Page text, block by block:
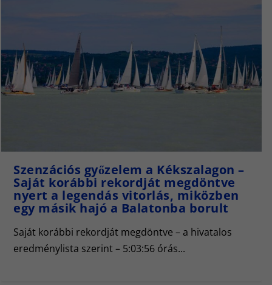
Szenzációs győzelem a Kékszalagon –
Saját korábbi rekordját megdöntve
nyert a legendás vitorlás, miközben
egy másik hajó a Balatonba borult
Saját korábbi rekordját megdöntve – a hivatalos
eredménylista szerint – 5:03:56 órás...